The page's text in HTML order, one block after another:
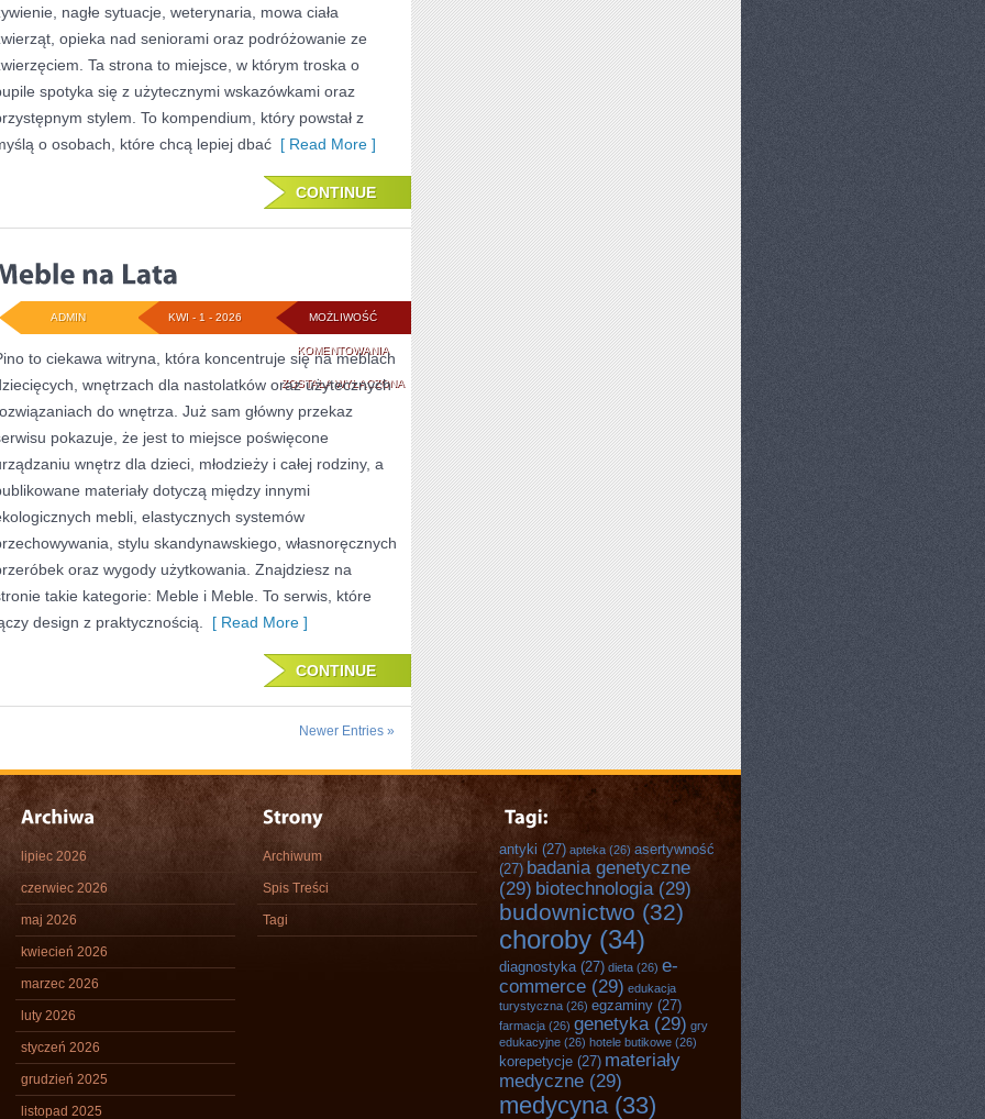
CODZIENNA
nagłe sytuacje, weterynaria, mowa ciała
opieka nad seniorami oraz podróżowanie ze
Ta strona to miejsce, w którym troska o
spotyka się z użytecznymi wskazówkami oraz
stylem. To kompendium, który powstał z
o osobach, które chcą lepiej dbać [ Read More ]
CONTINUE
MOŻLIWOŚĆ
KOMENTOWANIAMEBLE
NA
LATA
ZOSTAŁA WYŁĄCZONA
KWI - 1 - 2026
ADMIN
to ciekawa witryna, która koncentruje się na meblach
wnętrzach dla nastolatków oraz użytecznych
do wnętrza. Już sam główny przekaz
pokazuje, że jest to miejsce poświęcone
wnętrz dla dzieci, młodzieży i całej rodziny, a
materiały dotyczą między innymi
mebli, elastycznych systemów
stylu skandynawskiego, własnoręcznych
oraz wygody użytkowania. Znajdziesz na
takie kategorie: Meble i Meble. To serwis, które
design z praktycznością.
[ Read More ]
CONTINUE
Newer Entries »
lipiec 2026
czerwiec 2026
maj 2026
kwiecień 2026
marzec 2026
luty 2026
styczeń 2026
grudzień 2025
listopad 2025
Archiwum
Spis Treści
Tagi
antyki (27) apteka (26) asertywność
(27) badania genetyczne
(29) biotechnologia (29)
budownictwo (32)
choroby (34)
diagnostyka(27) dieta (26) e-
commerce (29) edukacja
turystyczna (26) egzaminy (27)
farmacja (26) genetyka (29) gry
edukacyjne (26) hotele butikowe (26)
korepetycje (27) materiały
medyczne (29)
medycyna(33)